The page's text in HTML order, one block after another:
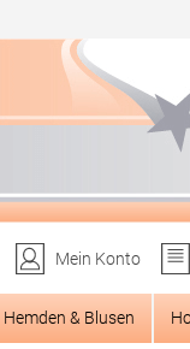
Mein Konto
Hemden & Blusen